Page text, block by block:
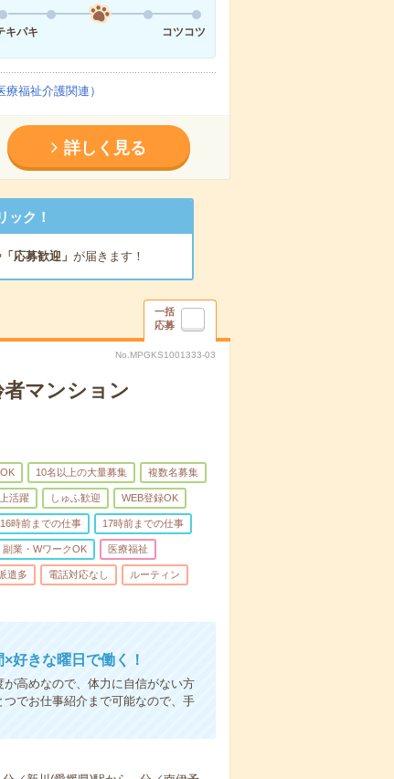
キパキ
コツコツ
福祉介護関連）
詳しく見る
ック！
「応募歓迎」 が届きます！
一括
応募
No.MPGKS1001333-03
者マンション
10名以上の大量募集 複数名募集
活躍 しゅふ歓迎 WEB登録OK
16時前までの仕事 17時前までの仕事
副業・WワークOK 医療福祉
遣多 電話対応なし ルーティン
好きな曜日で働く！
高めなので、体力に自信がない方
でお仕事紹介まで可能なので、手